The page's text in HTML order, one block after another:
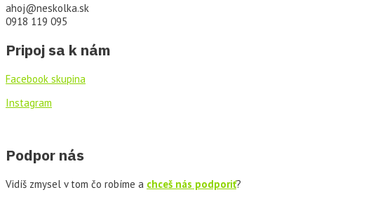
ahoj@neskolka.sk
0918 119 095
Pripoj sa k nám
Facebook skupina
Instagram
Podpor nás
Vidíš zmysel v tom čo robíme a chceš nás podporiť?